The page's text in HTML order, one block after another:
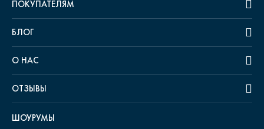
ПОКУПАТЕЛЯМ
БЛОГ
О НАС
ОТЗЫВЫ
ШОУРУМЫ